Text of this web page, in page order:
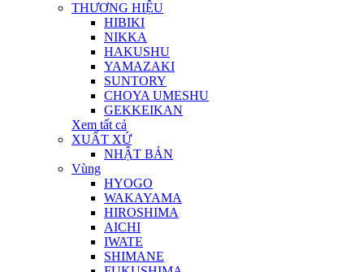
THƯƠNG HIỆU
HIBIKI
NIKKA
HAKUSHU
YAMAZAKI
SUNTORY
CHOYA UMESHU
GEKKEIKAN
Xem tất cả
XUẤT XỨ
NHẬT BẢN
Vùng
HYOGO
WAKAYAMA
HIROSHIMA
AICHI
IWATE
SHIMANE